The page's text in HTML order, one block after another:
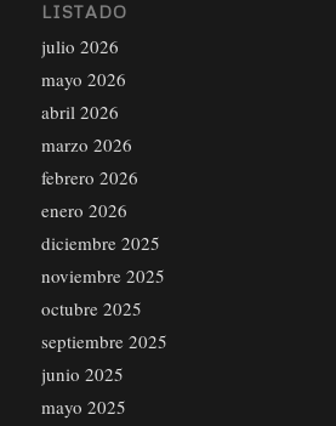
LISTADO
julio 2026
mayo 2026
abril 2026
marzo 2026
febrero 2026
enero 2026
diciembre 2025
noviembre 2025
octubre 2025
septiembre 2025
junio 2025
mayo 2025